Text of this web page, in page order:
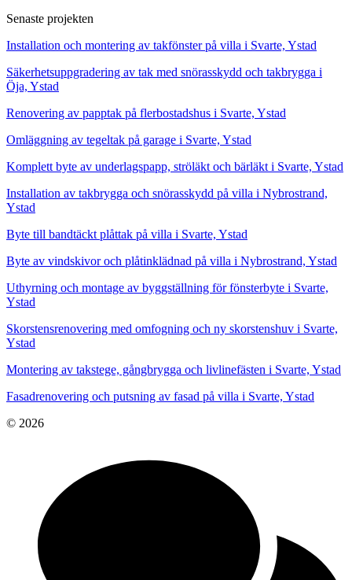
Senaste projekten
Installation och montering av takfönster på villa i Svarte, Ystad
Säkerhetsuppgradering av tak med snörasskydd och takbrygga i
Öja, Ystad
Renovering av papptak på flerbostadshus i Svarte, Ystad
Omläggning av tegeltak på garage i Svarte, Ystad
Komplett byte av underlagspapp, ströläkt och bärläkt i Svarte, Ystad
Installation av takbrygga och snörasskydd på villa i Nybrostrand,
Ystad
Byte till bandtäckt plåttak på villa i Svarte, Ystad
Byte av vindskivor och plåtinklädnad på villa i Nybrostrand, Ystad
Uthyrning och montage av byggställning för fönsterbyte i Svarte,
Ystad
Skorstensrenovering med omfogning och ny skorstenshuv i Svarte,
Ystad
Montering av takstege, gångbrygga och livlinefästen i Svarte, Ystad
Fasadrenovering och putsning av fasad på villa i Svarte, Ystad
© 2026